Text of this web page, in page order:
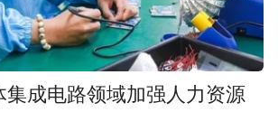
集成电路领域加强人力资源